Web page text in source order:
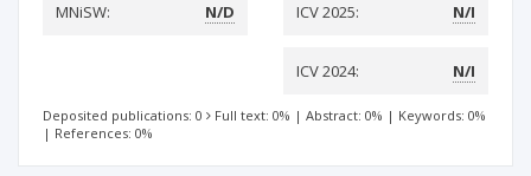
MNiSW:
N/D ICV 2025: N/I
ICV 2024: N/I
Deposited publications: 0 Full text: 0% | Abstract: 0% | Keywords: 0%
| References: 0%